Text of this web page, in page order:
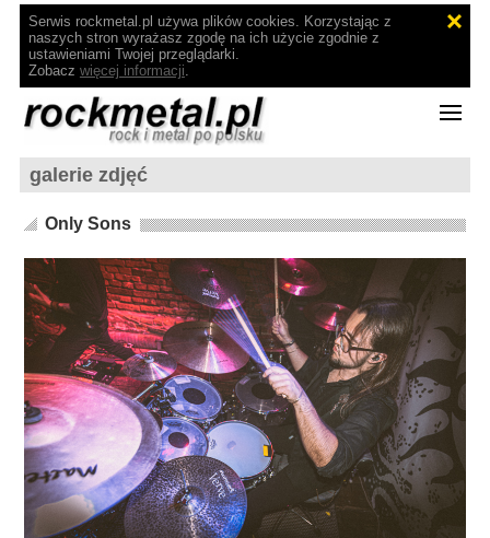
Serwis rockmetal.pl używa plików cookies. Korzystając z
naszych stron wyrażasz zgodę na ich użycie zgodnie z
ustawieniami Twojej przeglądarki.
Zobacz więcej informacji.
galerie zdjęć
Only Sons